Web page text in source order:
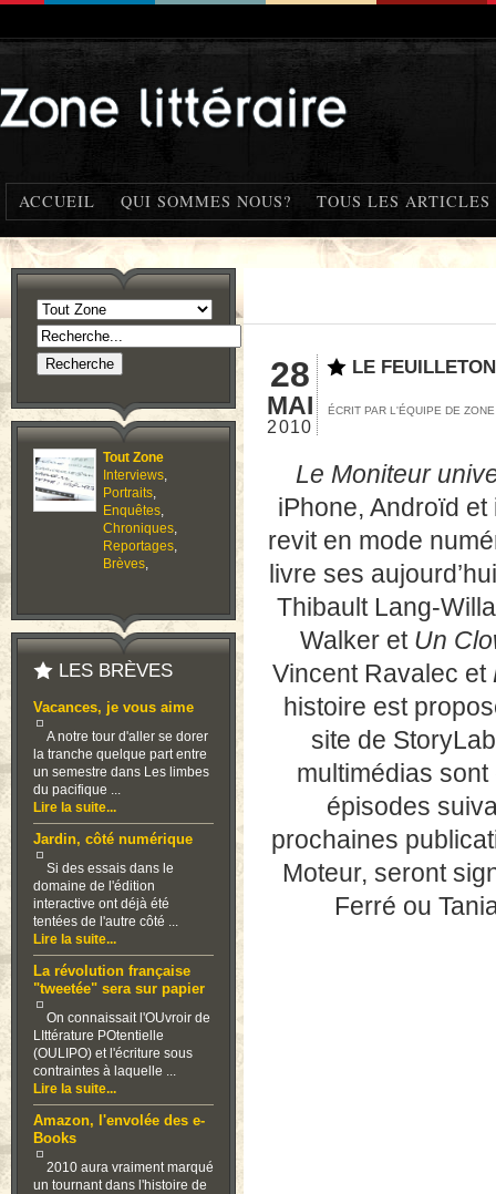
ACCUEIL QUI SOMMES NOUS? TOUS LES ARTICLES
Tout Zone
Interviews,
Portraits,
Enquêtes,
Chroniques,
Reportages,
Brèves,
LES BRÈVES
Vacances, je vous aime
A notre tour d'aller se dorer
la tranche quelque part entre
un semestre dans Les limbes
du pacifique ...
Lire la suite...
Jardin, côté numérique
Si des essais dans le
domaine de l'édition
interactive ont déjà été
tentées de l'autre côté ...
Lire la suite...
La révolution française
"tweetée" sera sur papier
On connaissait l'OUvroir de
LIttérature POtentielle
(OULIPO) et l'écriture sous
contraintes à laquelle ...
Lire la suite...
Amazon, l'envolée des e-
Books
2010 aura vraiment marqué
un tournant dans l'histoire de
28
MAI
2010
LE
ÉCRIT PAR L'ÉQUIPE DE
Le Moniteur
iPhone, Androïd
revit en mode
livre ses
Thibault Lang-
Walker et Un
Vincent Ravalec et
histoire est
site de
multimédias
épisodes
prochaines
Moteur, seront
Ferré ou